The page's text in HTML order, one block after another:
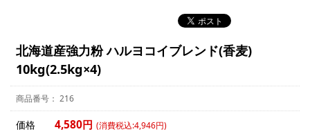
北海道産強力粉 ハルヨコイブレンド(香麦)
10kg(2.5kg×4)
216
価格 4,580円 (消費税込:4,946円)